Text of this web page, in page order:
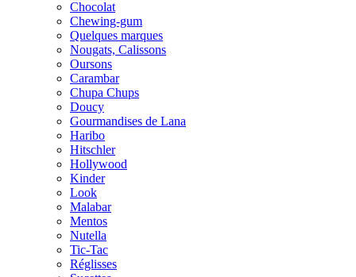
Chocolat
Chewing-gum
Quelques marques
Nougats, Calissons
Oursons
Carambar
Chupa Chups
Doucy
Gourmandises de Lana
Haribo
Hitschler
Hollywood
Kinder
Look
Malabar
Mentos
Nutella
Tic-Tac
Réglisses